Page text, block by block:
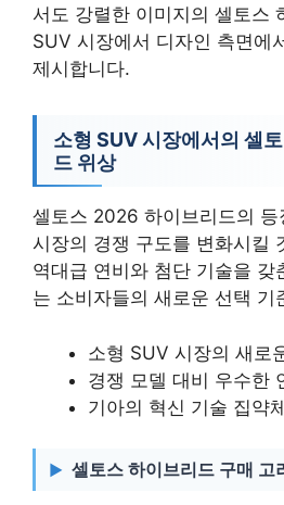
서도 강렬한 이미지의 셀토스
SUV 시장에서 디자인 측면에
제시합니다.
소형 SUV 시장에서의 셀
드 위상
셀토스 2026 하이브리드의
시장의 경쟁 구도를 변화시킬
역대급 연비와 첨단 기술을 갖
는 소비자들의 새로운 선택 기
소형 SUV 시장의 새로
경쟁 모델 대비 우수한
기아의 혁신 기술 집약
셀토스 하이브리드 구매 고